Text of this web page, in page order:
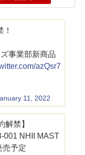
事業部新商品
azQsr7
11, 2022
解禁】
001 NHII MAST
売予定